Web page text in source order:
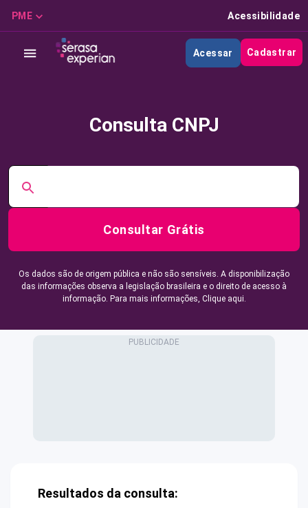
PME Acessibilidade
Acessar Cadastrar
Consulta CNPJ
Consultar Grátis
Os dados são de origem pública e não são sensíveis. A disponibilização
das informações observa a legislação brasileira e o direito de acesso à
informação. Para mais informações, Clique aqui.
Resultados da consulta: